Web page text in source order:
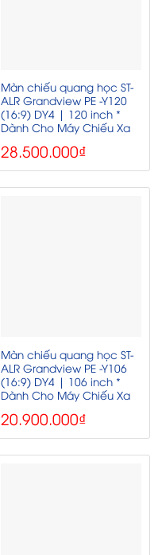
Màn chiếu quang học ST-
ALR Grandview PE -Y120
(16:9) DY4 | 120 inch *
Dành Cho Máy Chiếu Xa
28.500.000₫
Màn chiếu quang học ST-
ALR Grandview PE -Y106
(16:9) DY4 | 106 inch *
Dành Cho Máy Chiếu Xa
20.900.000₫